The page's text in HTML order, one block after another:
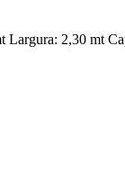
2,30 mt